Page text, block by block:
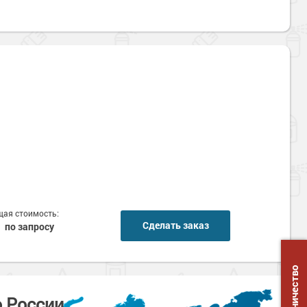
стоимость:
по запросу Сделать заказ